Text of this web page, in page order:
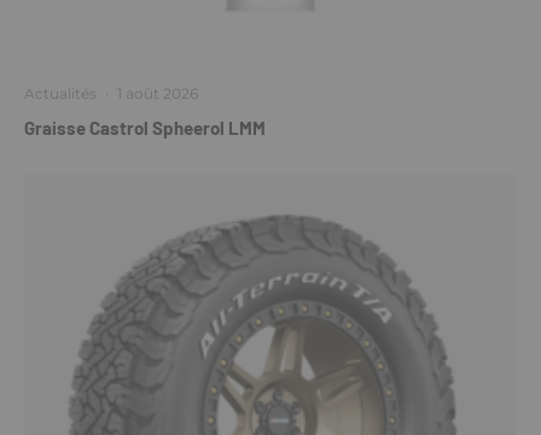
Actualités · 1 août 2026
Graisse Castrol Spheerol LMM